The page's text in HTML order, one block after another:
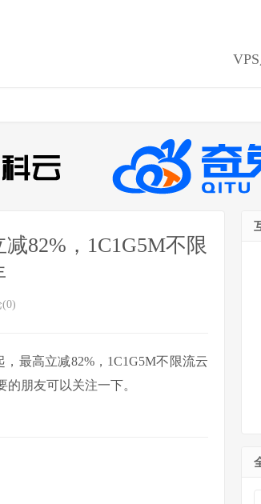
82%，1C1G5M不限
最高立减82%，1C1G5M不限流云
朋友可以关注一下。